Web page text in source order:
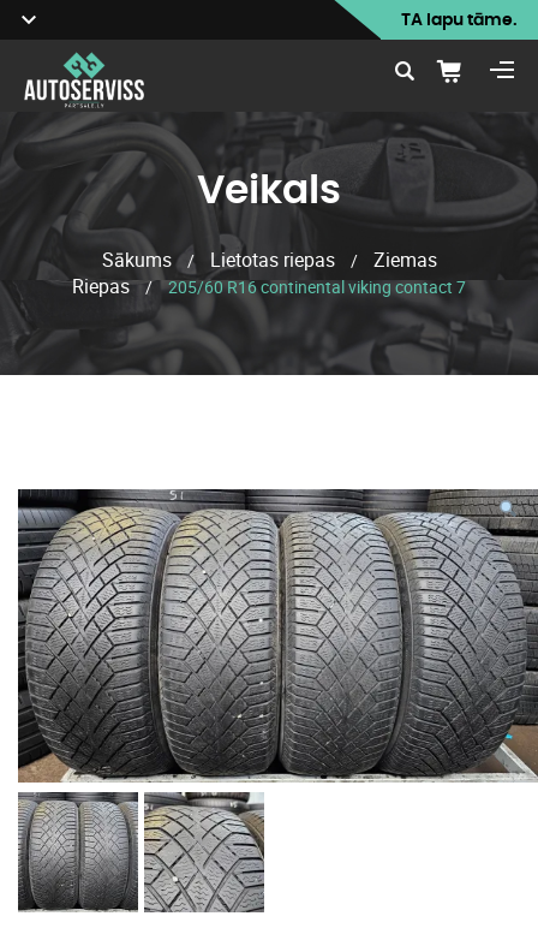
TA lapu tāme.
Veikals
Sākums / Lietotas riepas /
Ziemas
Riepas
/ 205/60 R16 continental viking contact 7